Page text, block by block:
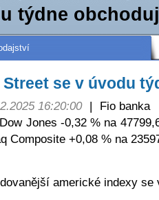
týdne
Street se v úvodu
16:20:00 |
Fio banka
Jones -0,32 % na
Composite +0,08 % na
americké indexy